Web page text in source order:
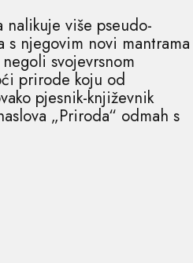
više pseudo-
njegovim novi mantrama
svojevrsnom
prirode koju od
pjesnik-književnik
„Priroda“ odmah s